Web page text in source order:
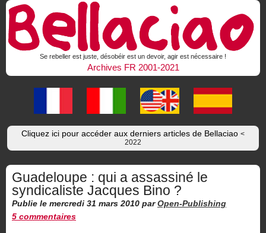
Se rebeller est juste, désobéir est un devoir, agir est nécessaire !
Archives FR 2001-2021
Cliquez ici pour accéder aux derniers articles de Bellaciao <
2022
Guadeloupe : qui a assassiné le
syndicaliste Jacques Bino ?
Publie le mercredi 31 mars 2010 par Open-Publishing
5 commentaires